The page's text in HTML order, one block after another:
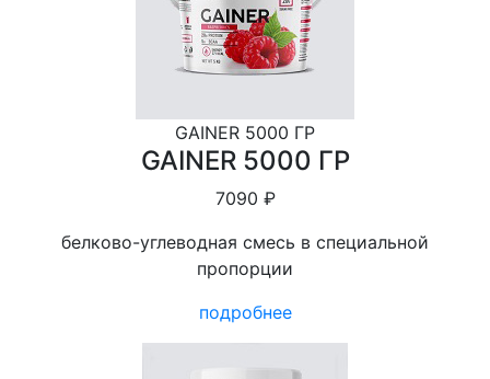
GAINER 5000 ГР
GAINER 5000 ГР
7090 ₽
белково-углеводная смесь в специальной
пропорции
подробнее